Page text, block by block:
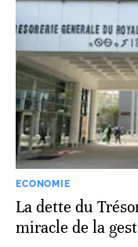
ECONOMIE
La dette du
miracle de la